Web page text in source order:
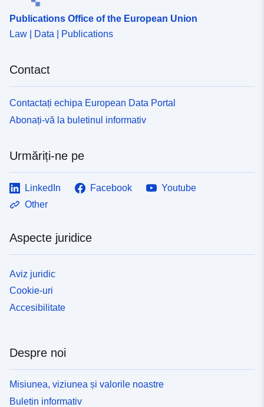
Publications Office of the European Union
Law | Data | Publications
Contact
Contactați echipa European Data Portal
Abonați-vă la buletinul informativ
Urmăriți-ne pe
LinkedIn Facebook
Youtube
Other
Aspecte juridice
Aviz juridic
Cookie-uri
Accesibilitate
Despre noi
Misiunea, viziunea și valorile noastre
Buletin informativ